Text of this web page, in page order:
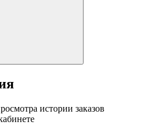
истории заказов